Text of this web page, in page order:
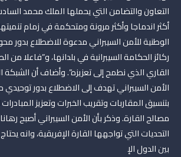
التعاون والتضامن التي يحملها الملك محمد
أكثر اندماجا وأكثر مرونة ومتحكمة في زمام
الوطنية للأمن السيبراني مدعوة للاضطلاع بدور
ركائز الحكامة السيبرانية في بلدانها، و”فاعلا من
القاري الذي نطمح إلى تعزيزه”. وأضاف أن الشبكة
الأمن السيبراني تهدف إلى الاضطلاع بدور
بتنسيق المقاربات وتقريب الخبرات وتعزيز
مصالح القارة. وذكر بأن الأمن السيبراني أصبح
التحديات التي تواجهها القارة الإفريقية، وانه
بين الدول الإ